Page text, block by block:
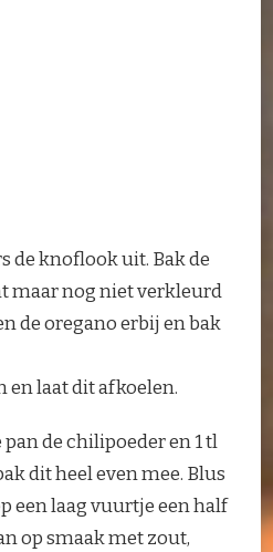
de knoflook uit. Bak de
maar nog niet verkleurd
de oregano erbij en bak
en laat dit afkoelen.
de chilipoeder en 1 tl
dit heel even mee. Blus
een laag vuurtje een half
op smaak met zout,